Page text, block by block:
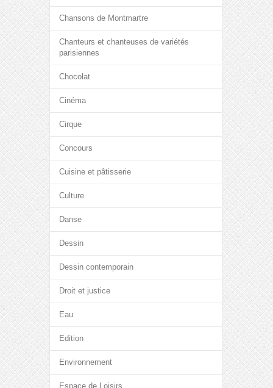
Chansons de Montmartre
Chanteurs et chanteuses de variétés
parisiennes
Chocolat
Cinéma
Cirque
Concours
Cuisine et pâtisserie
Culture
Danse
Dessin
Dessin contemporain
Droit et justice
Eau
Edition
Environnement
Espace de Loisirs